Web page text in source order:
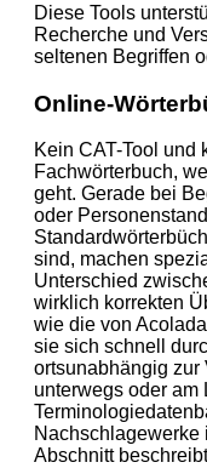
Diese Tools
Recherche und
seltenen Begriffen
Online-
Kein CAT-Tool und
Fachwörterbuch,
geht. Gerade bei
oder
sind, machen
Unterschied
wirklich korrekten
wie die von
sie sich schnell
ortsunabhängig zur
unterwegs oder am
Nachschlagewerke
Abschnitt